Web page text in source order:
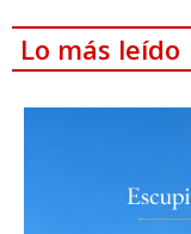
Lo más leído